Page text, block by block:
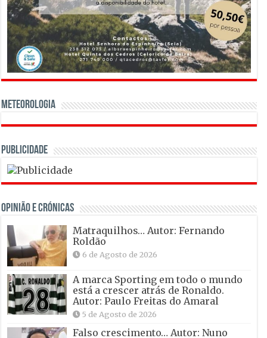
Meteorologia
Publicidade
OPINIÃO E CRÓNICAS
Matraquilhos… Autor: Fernando
Roldão
6 de Agosto de 2026
A marca Sporting em todo o mundo
está a crescer atrás de Ronaldo.
Autor: Paulo Freitas do Amaral
5 de Agosto de 2026
Falso crescimento… Autor: Nuno